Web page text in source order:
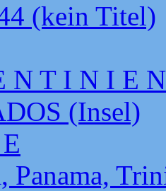
(kein Titel)
N T I N I E N
(Insel)
Panama,